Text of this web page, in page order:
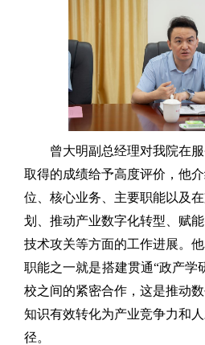
曾大明副总经理对我院在
取得的成绩给予高度评价，他
位、核心业务、主要职能以及
划、推动产业数字化转型、赋
技术攻关等方面的工作进展。
职能之一就是搭建贯通“政产学
校之间的紧密合作，这是推动
知识有效转化为产业竞争力和
径。